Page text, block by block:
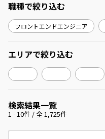
検索結果一覧
1 -10件 / 全1,725件
職種で絞り込む
フロントエンドエンジニア
エリアで絞り込む